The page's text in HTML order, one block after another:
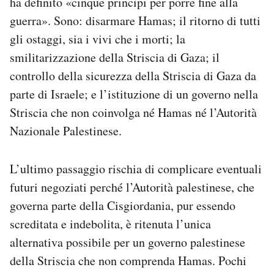
guerra». Sono: disarmare Hamas; il ritorno di tutti
gli ostaggi, sia i vivi che i morti; la
smilitarizzazione della Striscia di Gaza; il
controllo della sicurezza della Striscia di Gaza da
parte di Israele; e l’istituzione di un governo nella
Striscia che non coinvolga né Hamas né l’Autorità
Nazionale Palestinese.
L’ultimo passaggio rischia di complicare eventuali
futuri negoziati perché l’Autorità palestinese, che
governa parte della Cisgiordania, pur essendo
screditata e indebolita, è ritenuta l’unica
alternativa possibile per un governo palestinese
della Striscia che non comprenda Hamas. Pochi